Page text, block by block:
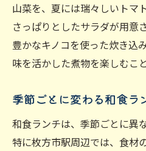
山菜を、夏には瑞々しいトマ
さっぱりとしたサラダが用意
豊かなキノコを使った炊き込
味を活かした煮物を楽しむこ
季節ごとに変わる和食ラ
和食ランチは、季節ごとに異
特に枚方市駅周辺では、食材